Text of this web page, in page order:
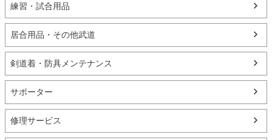
練習・試合用品
居合用品・その他武道
剣道着・防具メンテナンス
サポーター
修理サービス